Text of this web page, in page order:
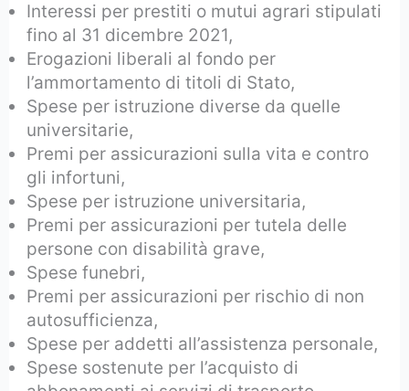
Interessi per prestiti o mutui agrari stipulati
fino al 31 dicembre 2021,
Erogazioni liberali al fondo per
l’ammortamento di titoli di Stato,
Spese per istruzione diverse da quelle
universitarie,
Premi per assicurazioni sulla vita e contro
gli infortuni,
Spese per istruzione universitaria,
Premi per assicurazioni per tutela delle
persone con disabilità grave,
Spese funebri,
Premi per assicurazioni per rischio di non
autosufficienza,
Spese per addetti all’assistenza personale,
Spese sostenute per l’acquisto di